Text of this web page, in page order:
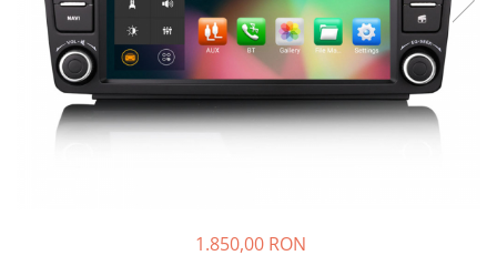
MERCEDES
NISSAN
1.850,00 RON